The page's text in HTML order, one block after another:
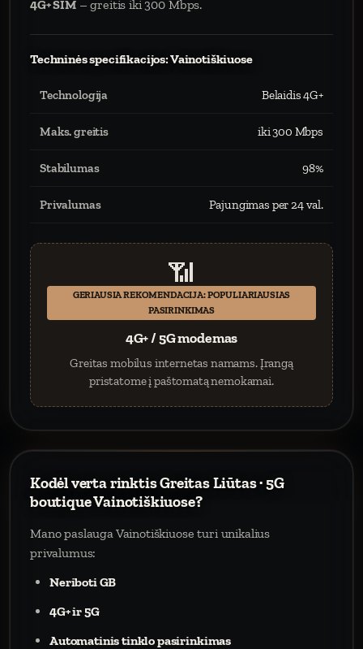
4G+ SIM– greitis iki 300 Mbps.
Techninės specifikacijos: Vainotiškiuose
Technologija Belaidis 4G+
Maks. greitis iki 300 Mbps
Stabilumas 98%
Privalumas Pajungimas per 24 val.
📶
GERIAUSIA REKOMENDACIJA: POPULIARIAUSIAS
PASIRINKIMAS
4G+ / 5G modemas
Greitas mobilus internetas namams. Įrangą
pristatome į paštomatą nemokamai.
Kodėl verta rinktis Greitas Liūtas · 5G
boutique Vainotiškiuose?
Mano paslauga Vainotiškiuose turi unikalius
privalumus:
Neriboti GB
4G+ ir 5G
Automatinis tinklo pasirinkimas